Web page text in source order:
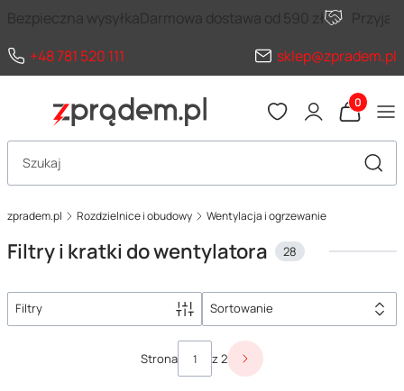
Bezpieczna wysyłkaDarmowa dostawa od 590 zł
+48 781 520 111
sklep@zpradem.pl
Produkty
Otwórz wyszukiwarkę
zpradem.pl Rozdzielnice i obudowy Wentylacja i ogrzewanie
Filtry i kratki do wentylatora 28
Filtry Sortowanie
Lista produktówStrona z 2 Następne produkty